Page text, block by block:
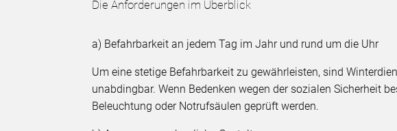
Die Anforderungen im Überblick
a) Befahrbarkeit an jedem Tag im Jahr und rund um die Uhr
Um eine stetige Befahrbarkeit zu gewährleisten, sind
unabdingbar. Wenn Bedenken wegen der sozialen Sicherheit
Beleuchtung oder Notrufsäulen geprüft werden.